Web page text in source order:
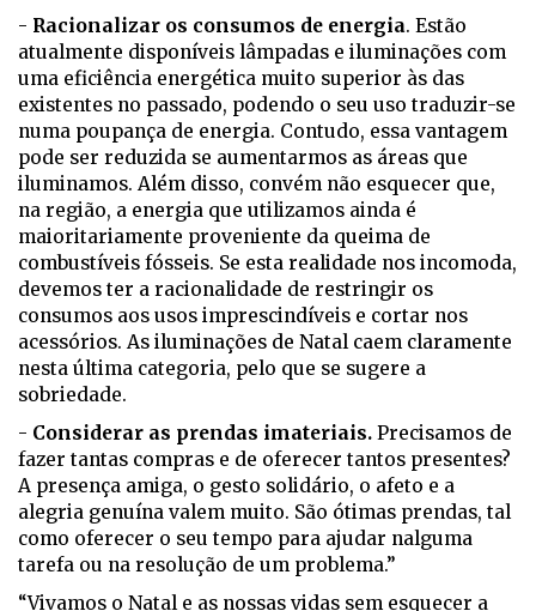
- Racionalizar os consumos de energia. Estão
atualmente disponíveis lâmpadas e iluminações com
uma eficiência energética muito superior às das
existentes no passado, podendo o seu uso traduzir-se
numa poupança de energia. Contudo, essa vantagem
pode ser reduzida se aumentarmos as áreas que
iluminamos. Além disso, convém não esquecer que,
na região, a energia que utilizamos ainda é
maioritariamente proveniente da queima de
combustíveis fósseis. Se esta realidade nos incomoda,
devemos ter a racionalidade de restringir os
consumos aos usos imprescindíveis e cortar nos
acessórios. As iluminações de Natal caem claramente
nesta última categoria, pelo que se sugere a
sobriedade.
- Considerar as prendas imateriais. Precisamos de
fazer tantas compras e de oferecer tantos presentes?
A presença amiga, o gesto solidário, o afeto e a
alegria genuína valem muito. São ótimas prendas, tal
como oferecer o seu tempo para ajudar nalguma
tarefa ou na resolução de um problema.”
“Vivamos o Natal e as nossas vidas sem esquecer a